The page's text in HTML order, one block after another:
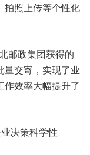
拍照上传等个性化
邮政集团获得的
量交寄，实现了业
效率大幅提升了
决策科学性